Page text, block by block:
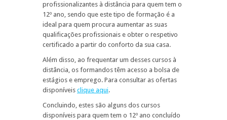
profissionalizantes à distância para quem tem o
12º ano, sendo que este tipo de formação é a
ideal para quem procura aumentar as suas
qualificações profissionais e obter o respetivo
certificado a partir do conforto da sua casa.
Além disso, ao frequentar um desses cursos à
distância, os formandos têm acesso a bolsa de
estágios e emprego. Para consultar as ofertas
disponíveis clique aqui.
Concluindo, estes são alguns dos cursos
disponíveis para quem tem o 12º ano concluído